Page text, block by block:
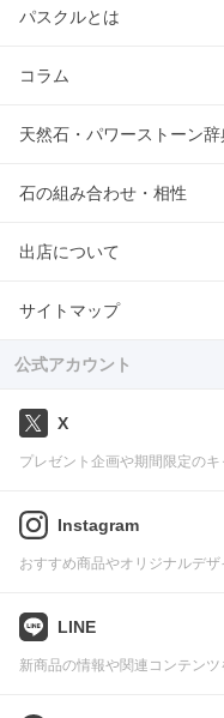
パスクルとは
コラム
天然石・パワーストーン辞
石の組み合わせ・相性
出店について
サイトマップ
公式アカウント
X
プレゼント企画や期間限定の
Instagram
おすすめ商品やオリジナルデ
LINE
新商品の情報や関連コンテンツ